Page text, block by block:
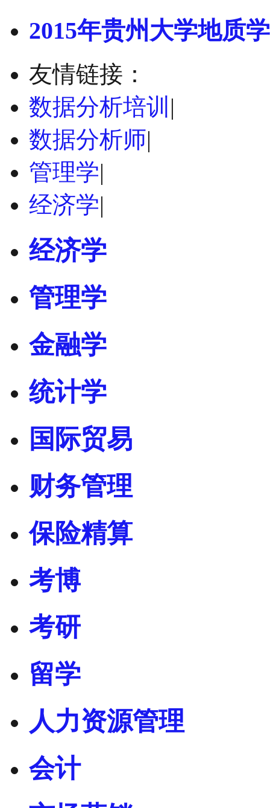
2015年贵州大学地质学
友情链接：
数据分析培训 |
数据分析师|
管理学|
经济学|
经济学
管理学
金融学
统计学
国际贸易
财务管理
保险精算
考博
考研
留学
人力资源管理
会计